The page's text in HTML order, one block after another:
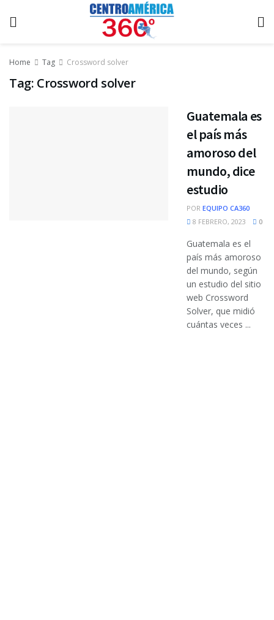
Home Tag Crossword solver
Tag: Crossword solver
Guatemala es
el país más
amoroso del
mundo, dice
estudio
POR EQUIPO CA360
8 FEBRERO, 2023
0
Guatemala es el
país más amoroso
del mundo, según
un estudio del sitio
web Crossword
Solver, que midió
cuántas veces ...